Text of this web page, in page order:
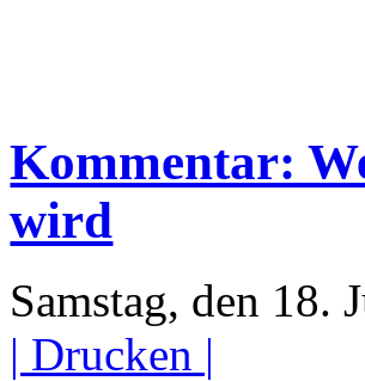
Kommentar:
wird
Samstag, den
| Drucken |